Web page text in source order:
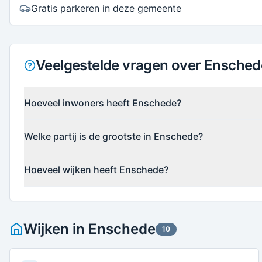
Gratis parkeren in deze gemeente
Veelgestelde vragen over
Hoeveel inwoners heeft Enschede?
Welke partij is de grootste in Enschede?
Hoeveel wijken heeft Enschede?
Wijken in Enschede 10